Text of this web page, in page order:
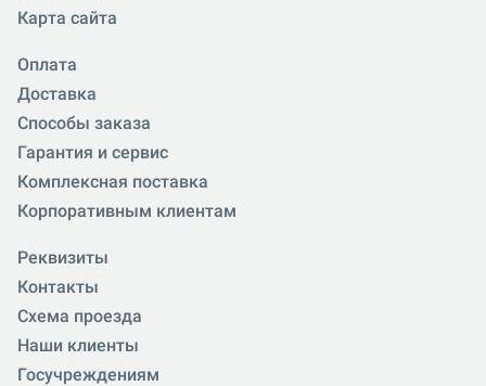
Карта сайта
Оплата
Доставка
Способы заказа
Гарантия и сервис
Комплексная поставка
Корпоративным клиентам
Реквизиты
Контакты
Схема проезда
Наши клиенты
Госучреждениям